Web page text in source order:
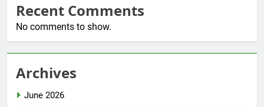
Recent Comments
No comments to show.
Archives
June 2026